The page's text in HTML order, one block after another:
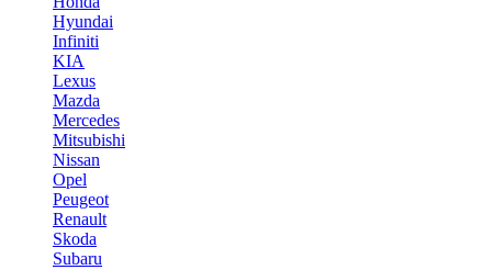
Hyundai
Infiniti
KIA
Lexus
Mazda
Mercedes
Mitsubishi
Nissan
Opel
Peugeot
Renault
Skoda
Subaru